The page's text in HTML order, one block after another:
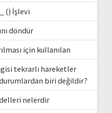
() İşlevi
döndür
için kullanılan
tekrarlı hareketler
biri değildir?
nelerdir